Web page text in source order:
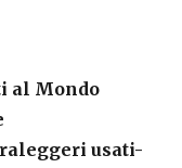
al Mondo
usati-